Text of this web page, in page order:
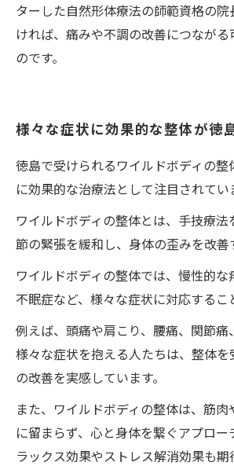
ターした自然形体療法の師範資格の
ければ、痛みや不調の改善につなが
のです。
様々な症状に効果的な整体が徳
徳島で受けられるワイルドボディの整
に効果的な治療法として注目されてい
ワイルドボディの整体とは、手技療法
節の緊張を緩和し、身体の歪みを改善
ワイルドボディの整体では、慢性的な
不眠症など、様々な症状に対応するこ
例えば、頭痛や肩こり、腰痛、関節痛
様々な症状を抱える人たちは、整体
の改善を実感しています。
また、ワイルドボディの整体は、筋
に留まらず、心と身体を繋ぐアプロー
ラックス効果やストレス解消効果も期